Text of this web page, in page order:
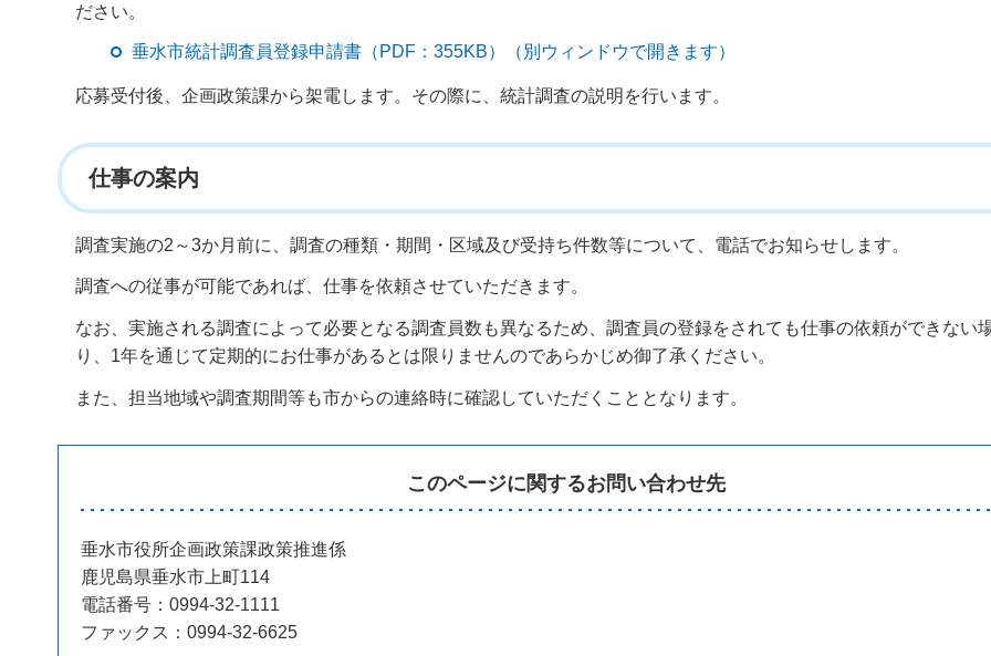
ださい。
垂水市統計調査員登録申請書（PDF：355KB）（別ウィンドウで開きます）
応募受付後、企画政策課から架電します。その際に、統計調査の説明を行います。
仕事の案内
調査実施の2～3か月前に、調査の種類・期間・区域及び受持ち件数等について、電話でお知らせします。
調査への従事が可能であれば、仕事を依頼させていただきます。
なお、実施される調査によって必要となる調査員数も異なるため、調査員の登録をされても仕事の依頼ができない
り、1年を通じて定期的にお仕事があるとは限りませんのであらかじめ御了承ください。
また、担当地域や調査期間等も市からの連絡時に確認していただくこととなります。
このページに関するお問い合わせ先
垂水市役所企画政策課政策推進係
鹿児島県垂水市上町114
電話番号：0994-32-1111
ファックス：0994-32-6625